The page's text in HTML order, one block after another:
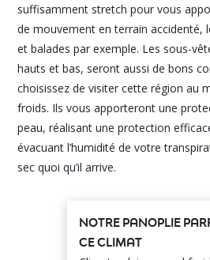
suffisamment stretch pour vous
de mouvement en terrain accidenté,
et balades par exemple. Les sous-
hauts et bas, seront aussi de bons
choisissez de visiter cette région au
froids. Ils vous apporteront une
peau, réalisant une protection
évacuant l’humidité de votre
sec quoi qu’il arrive.
NOTRE PANOPLIE
CE CLIMAT